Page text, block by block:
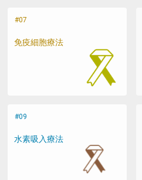
免疫細胞療法
水素吸入療法